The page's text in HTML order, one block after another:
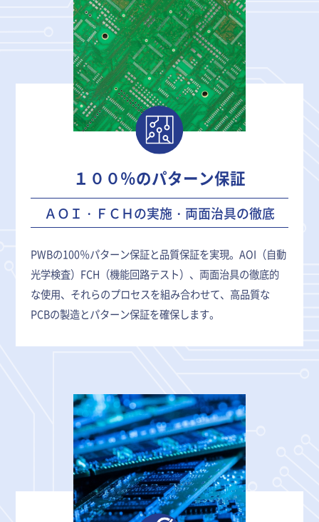
１００％のパターン保証
ＡＯＩ・ＦＣＨの実施・両面治具の徹底
PWBの100％パターン保証と品質保証を実現。AOI（自動
光学検査）FCH（機能回路テスト）、両面治具の徹底的
な使用、それらのプロセスを組み合わせて、高品質な
PCBの製造とパターン保証を確保します。